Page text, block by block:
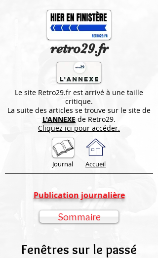
retro29.fr
Le site Retro29.fr est arrivé à une taille
critique.
La suite des articles se trouve sur le site de
L'ANNEXE de Retro29.
Cliquez ici pour accéder.
Journal Accueil
Publication journalière
Fenêtres sur le passé
Sommaire